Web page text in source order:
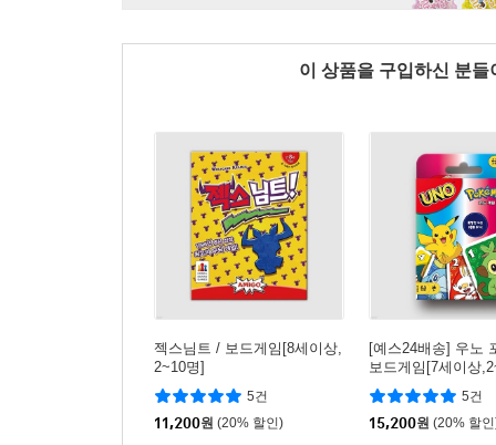
이 상품을 구입하신 분
젝스님트 / 보드게임[8세이상,
2~10명]
5건
11,200원 (20% 할인)
[예스24배송] 우노
보드게임[7세이상
5건
15,200원 (20% 할